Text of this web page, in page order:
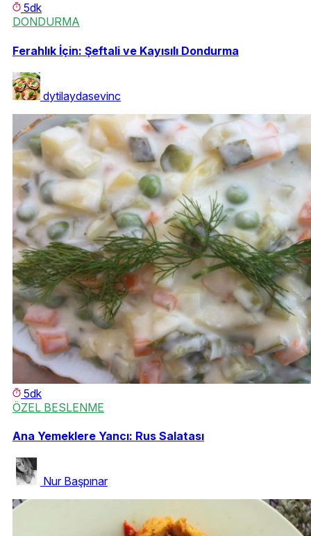
5dk
DONDURMA
Ferahlık İçin: Şeftali ve Kayısılı Dondurma
dytilaydasevinc
5dk
ÖZEL BESLENME
Ana Yemeklere Yancı: Rus Salatası
Nur Başpınar